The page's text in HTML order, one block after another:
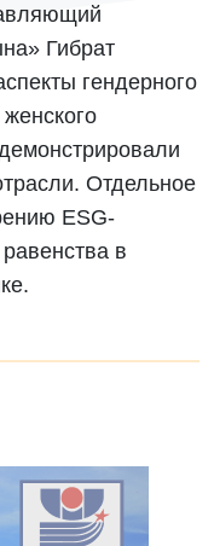
Гибрат
гендерного
Отдельное
ESG-
в